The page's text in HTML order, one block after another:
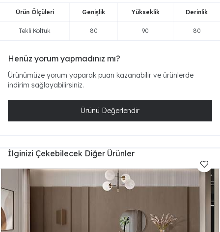
Ürün Ölçüleri Genişlik Yükseklik Derinlik
Tekli Koltuk 80 90 80
Henüz yorum yapmadınız mı?
Ürünümüze yorum yaparak puan kazanabilir ve ürünlerde
indirim sağlayabilirsiniz.
Ürünü Değerlendir
İlginizi Çekebilecek Diğer Ürünler